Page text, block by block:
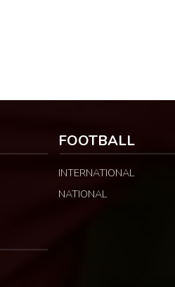
FOOTBALL
INTERNATIONAL
NATIONAL